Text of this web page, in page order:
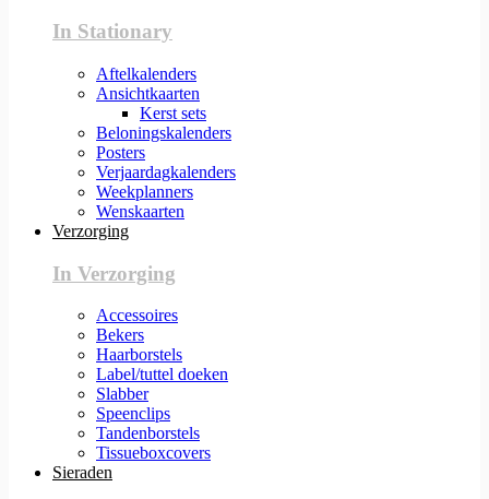
In Stationary
Aftelkalenders
Ansichtkaarten
Kerst sets
Beloningskalenders
Posters
Verjaardagkalenders
Weekplanners
Wenskaarten
Verzorging
In Verzorging
Accessoires
Bekers
Haarborstels
Label/tuttel doeken
Slabber
Speenclips
Tandenborstels
Tissueboxcovers
Sieraden